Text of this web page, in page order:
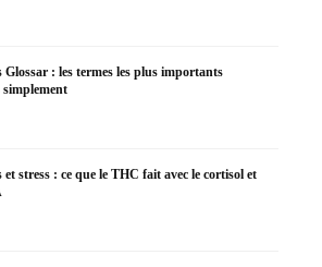
Glossar : les termes les plus importants
simplement
et stress : ce que le THC fait avec le cortisol et